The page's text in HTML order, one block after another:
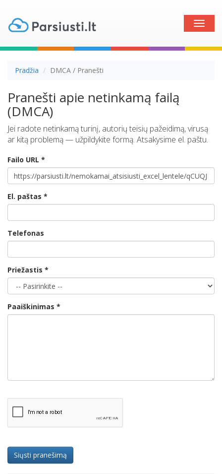
Toggle
Pradžia DMCA / Pranešti
Pranešti apie netinkamą failą
(DMCA)
Jei radote netinkamą turinį, autorių teisių pažeidimą, virusą
ar kitą problemą — užpildykite formą. Atsakysime el. paštu.
Failo URL *
El. paštas *
Telefonas
Priežastis *
Paaiškinimas *
Siųsti pranešimą